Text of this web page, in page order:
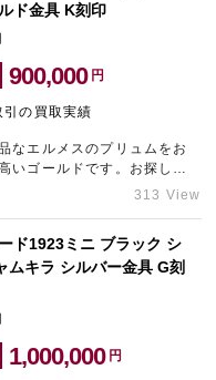
ド金具 K刻印
900,000 円
の買取実績
なエルメスのプリュムをお
いゴールドです。お探しの
プラス査定させていただき
313 View
ド1923ミニ ブラック シ
ムキラ シルバー金具 G刻
1,000,000 円